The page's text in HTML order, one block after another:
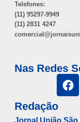
Telefones:
(11) 95297-9949
(11) 2831 4247
Nas Redes
Redação
Jornal União São